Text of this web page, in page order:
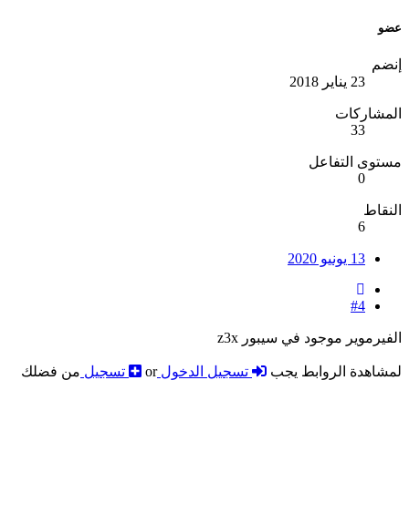
عضو
إنضم
23 يناير 2018
المشاركات
33
مستوى التفاعل
0
النقاط
6
13 يونيو 2020
#4
الفيرموير موجود في سيبور z3x
لمشاهدة الروابط يجب تسجيل الدخولor تسجيل من فضلك